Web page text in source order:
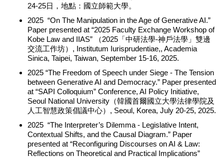
24-25日，地點：國立師範大學。
2025 “On The Manipulation in the Age of Generative AI.”
Paper presented at “2025 Faculty Exchange Workshop of
Kobe Law and IIAS” （2025「中研法學-神戶法學」雙邊
交流工作坊）, Institutum Iurisprudentiae,, Academia
Sinica, Taipei, Taiwan, September 15-16, 2025.
2025 “The Freedom of Speech under Siege - The Tension
between Generative AI and Democracy.” Paper presented
at “SAPI Colloquium” Conference, AI Policy Initiative,
Seoul National University（韓國首爾國立大學法律學院及
人工智慧政策倡議中心）, Seoul, Korea, July 20-25, 2025.
2025 “The Interpreter’s Dilemma - Legislative Intent,
Contextual Shifts, and the Causal Diagram.” Paper
presented at “Reconfiguring Discourses on AI & Law:
Reflections on Theoretical and Practical Implications”